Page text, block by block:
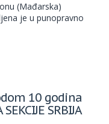
(Mađarska)
je u punopravno
10 godina
SRBIJA